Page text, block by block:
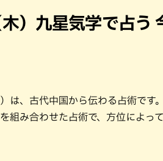
）九星気学で占う
は、古代中国から伝わる占術です
組み合わせた占術で、方位によっ